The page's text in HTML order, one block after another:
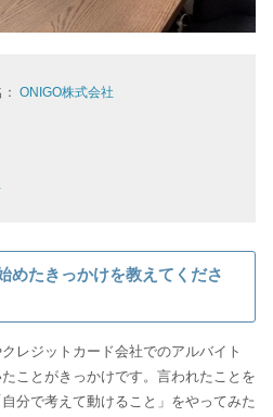
ONIGO株式会社
めたきっかけを教えてくださ
レジットカード会社でのアルバイト
ことがきっかけです。言われたことを
分で考えて動けること」をやってみた